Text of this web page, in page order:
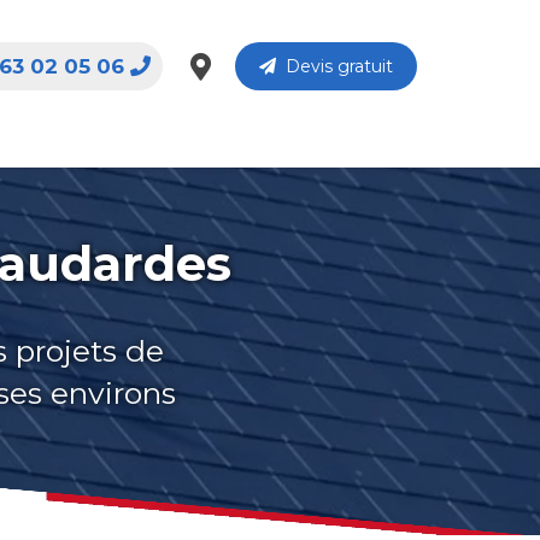
Devis gratuit
02 05 06
projets de
environs